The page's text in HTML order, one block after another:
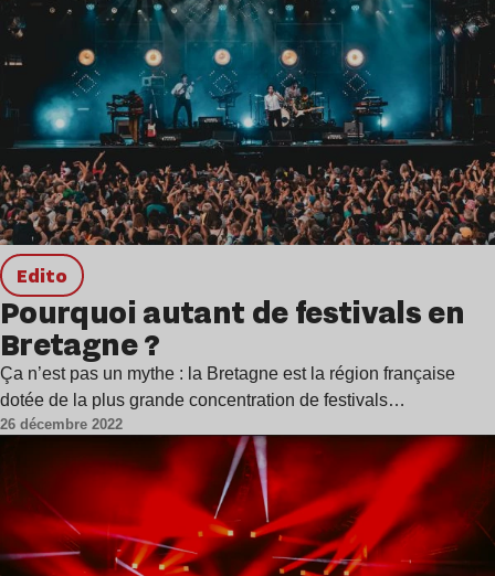
Edito
Pourquoi autant de festivals en
Bretagne ?
Ça n’est pas un mythe : la Bretagne est la région française
dotée de la plus grande concentration de festivals…
26 décembre 2022